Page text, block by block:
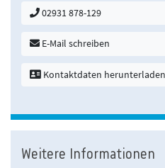
02931 878-129
E-Mail schreiben
Kontaktdaten herunterladen
Weitere Informationen